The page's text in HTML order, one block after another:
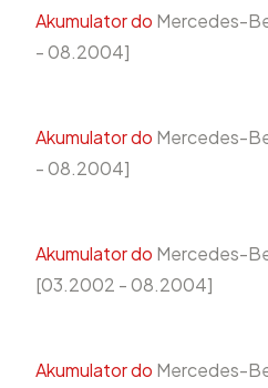
Akumulator do Mercedes-
- 08.2004]
Akumulator do Mercedes-
- 08.2004]
Akumulator do Mercedes-
[03.2002 - 08.2004]
Akumulator do Mercedes-